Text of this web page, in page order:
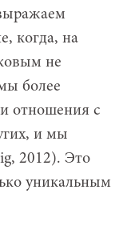
когда, на
не
более
отношения с
и мы
2012). Это
уникальным